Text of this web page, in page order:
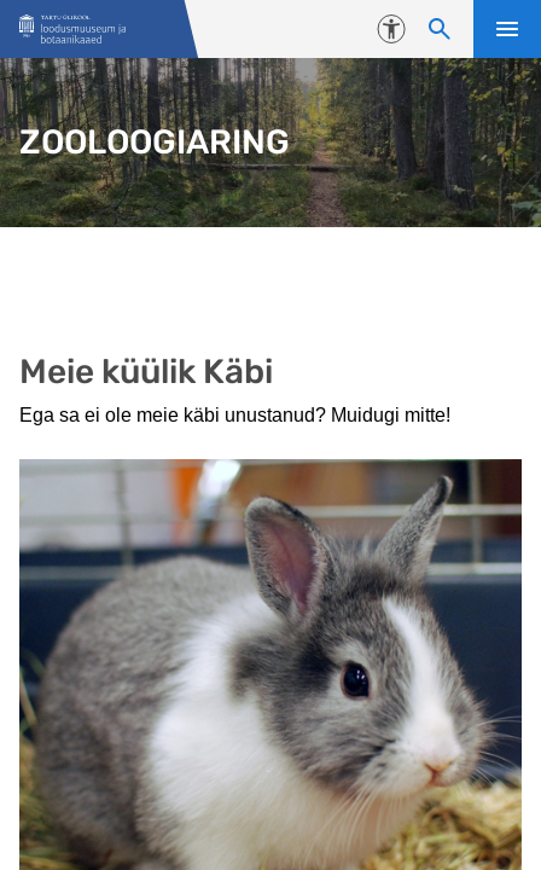
Liigu edasi põhisisu juurde
Juurdepääsetavus
ZOOLOOGIARING
Meie küülik Käbi
Ega sa ei ole meie käbi unustanud? Muidugi mitte!